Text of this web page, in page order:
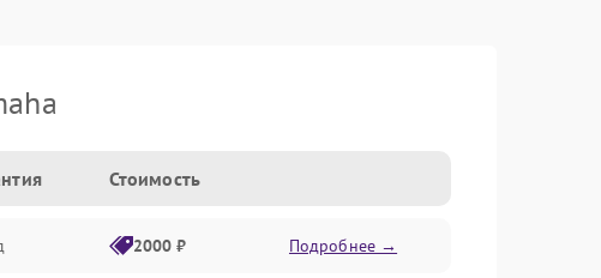
Стоимость
2000 ₽ Подробнее →